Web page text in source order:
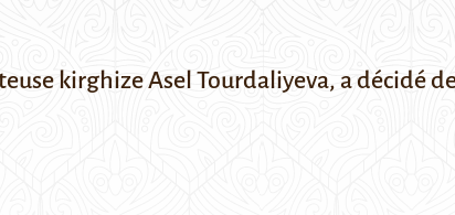
kirghize Asel Tourdaliyeva, a décidé